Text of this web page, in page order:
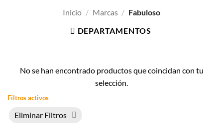
Inicio / Marcas / Fabuloso
DEPARTAMENTOS
No se han encontrado productos que coincidan con tu
selección.
Filtros activos
Eliminar Filtros